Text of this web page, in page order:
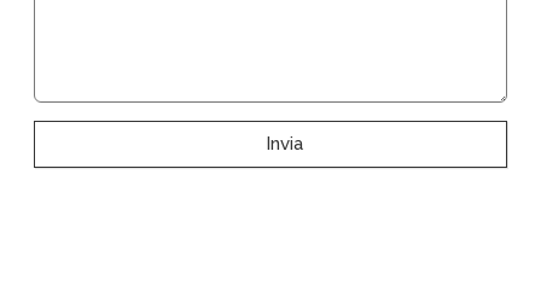
Invia